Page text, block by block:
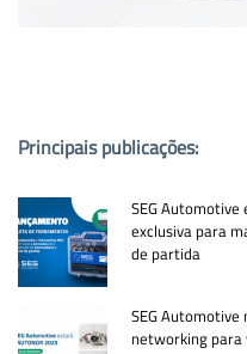
Principais publicações:
SEG
exclusiva para
de partida
SEG Automotive
networking para